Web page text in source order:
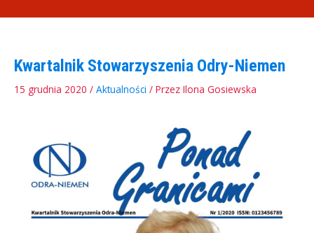
Kwartalnik Stowarzyszenia Odry-Niemen
15 grudnia 2020 / Aktualności / Przez Ilona Gosiewska